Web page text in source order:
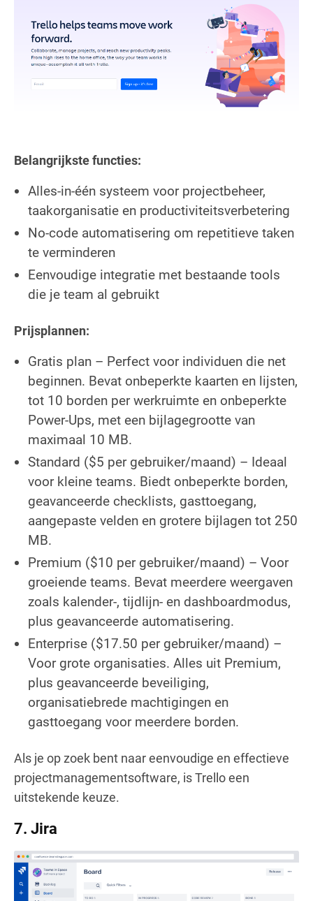
Belangrijkste functies:
Alles-in-één systeem voor projectbeheer,
taakorganisatie en productiviteitsverbetering
No-code automatisering om repetitieve taken
te verminderen
Eenvoudige integratie met bestaande tools
die je team al gebruikt
Prijsplannen:
Gratis plan – Perfect voor individuen die net
beginnen. Bevat onbeperkte kaarten en lijsten,
tot 10 borden per werkruimte en onbeperkte
Power-Ups, met een bijlagegrootte van
maximaal 10 MB.
Standard ($5 per gebruiker/maand) – Ideaal
voor kleine teams. Biedt onbeperkte borden,
geavanceerde checklists, gasttoegang,
aangepaste velden en grotere bijlagen tot 250
MB.
Premium ($10 per gebruiker/maand) – Voor
groeiende teams. Bevat meerdere weergaven
zoals kalender-, tijdlijn- en dashboardmodus,
plus geavanceerde automatisering.
Enterprise ($17.50 per gebruiker/maand) –
Voor grote organisaties. Alles uit Premium,
plus geavanceerde beveiliging,
organisatiebrede machtigingen en
gasttoegang voor meerdere borden.
Als je op zoek bent naar eenvoudige en effectieve
projectmanagementsoftware, is Trello een
uitstekende keuze.
7. Jira